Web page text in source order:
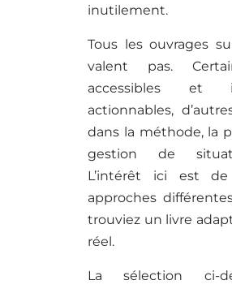
inutilement.
Tous les ouvrages
valent pas.
accessibles et
actionnables,
dans la méthode, la
gestion de
L’intérêt ici est
approches
trouviez un livre
réel.
La sélection ci-